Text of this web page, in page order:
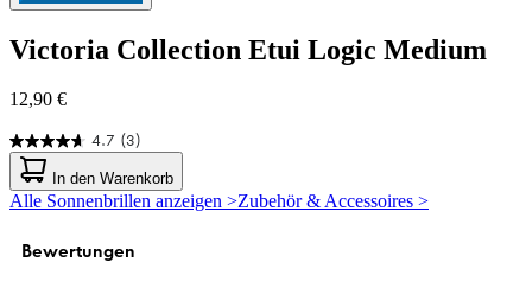
Victoria Collection Etui Logic Medium
12,90 €
4.7 (3)
4.7
von
5
Sternen.
Bewertungen
In den Warenkorb
Alle Sonnenbrillen anzeigen >Zubehör & Accessoires >